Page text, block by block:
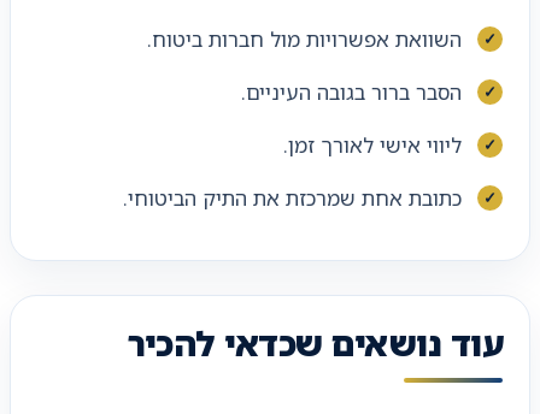
השוואת אפשרויות מול חברות ביטוח.
הסבר ברור בגובה העיניים.
ליווי אישי לאורך זמן.
כתובת אחת שמרכזת את התיק הביטוחי.
עוד נושאים שכדאי להכיר